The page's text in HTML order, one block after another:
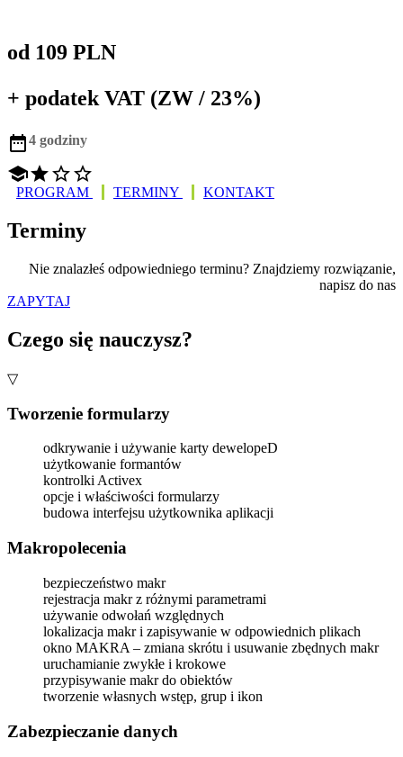
od 109 PLN
+ podatek VAT (ZW / 23%)
4 godziny

PROGRAM TERMINY KONTAKT
Terminy
Nie znalazłeś odpowiedniego terminu? Znajdziemy rozwiązanie,
napisz do nas
ZAPYTAJ
Czego się nauczysz?
▽
Tworzenie formularzy
odkrywanie i używanie karty dewelopeD
użytkowanie formantów
kontrolki Activex
opcje i właściwości formularzy
budowa interfejsu użytkownika aplikacji
Makropolecenia
bezpieczeństwo makr
rejestracja makr z różnymi parametrami
używanie odwołań względnych
lokalizacja makr i zapisywanie w odpowiednich plikach
okno MAKRA – zmiana skrótu i usuwanie zbędnych makr
uruchamianie zwykłe i krokowe
przypisywanie makr do obiektów
tworzenie własnych wstęp, grup i ikon
Zabezpieczanie danych